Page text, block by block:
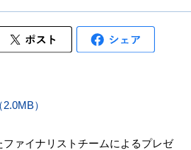
2.0MB）
ァイナリストチームによるプレゼ